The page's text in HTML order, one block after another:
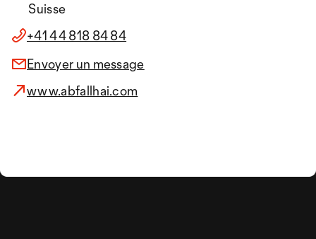
Suisse
+41 44 818 84 84
Envoyer un message
www.abfallhai.com